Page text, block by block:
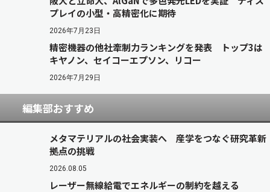
プレイの小型・高精密化に期待
2026年7月23日
精密機器の他社牽制力ランキングを発表 トップ3は
キヤノン、セイコーエプソン、リコー
2026年7月29日
編集部おすすめ
メタマテリアルの社会実装へ 産学をつなぐ研究革新
拠点の挑戦
2026.08.05
レーザー無線給電でエネルギーの制約を越える